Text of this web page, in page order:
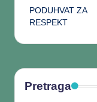
PODUHVAT ZA
RESPEKT
Pretraga